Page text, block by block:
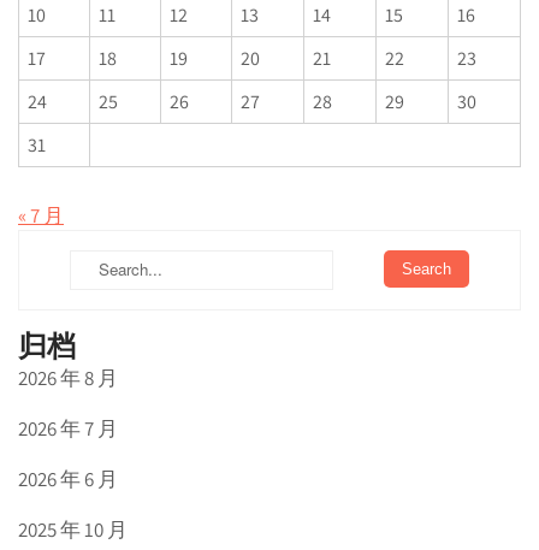
10
11 12 13 14 15
16
17
18 19 20 21 22
23
24
25 26 27 28 29
30
31
« 7 月
归档
2026 年 8 月
2026 年 7 月
2026 年 6 月
2025 年 10 月